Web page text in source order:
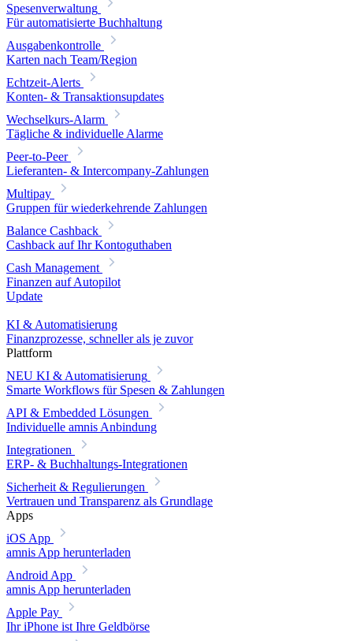
Spesenverwaltung
Für automatisierte Buchhaltung
Ausgabenkontrolle
Karten nach Team/Region
Echtzeit-Alerts
Konten- & Transaktionsupdates
Wechselkurs-Alarm
Tägliche & individuelle Alarme
Peer-to-Peer
Lieferanten- & Intercompany-Zahlungen
Multipay
Gruppen für wiederkehrende Zahlungen
Balance Cashback
Cashback auf Ihr Kontoguthaben
Cash Management
Finanzen auf Autopilot
Update
KI & Automatisierung
Finanzprozesse, schneller als je zuvor
Plattform
NEU KI & Automatisierung
Smarte Workflows für Spesen & Zahlungen
API & Embedded Lösungen
Individuelle amnis Anbindung
Integrationen
ERP- & Buchhaltungs-Integrationen
Sicherheit & Regulierungen
Vertrauen und Transparenz als Grundlage
Apps
iOS App
amnis App herunterladen
Android App
amnis App herunterladen
Apple Pay
Ihr iPhone ist Ihre Geldbörse